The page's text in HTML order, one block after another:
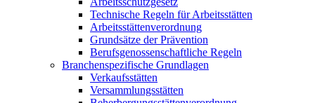
Technische Regeln für Arbeitsstätten
Arbeitsstättenverordnung
Grundsätze der Prävention
Berufsgenossenschaftliche Regeln
Branchenspezifische Grundlagen
Verkaufsstätten
Versammlungsstätten